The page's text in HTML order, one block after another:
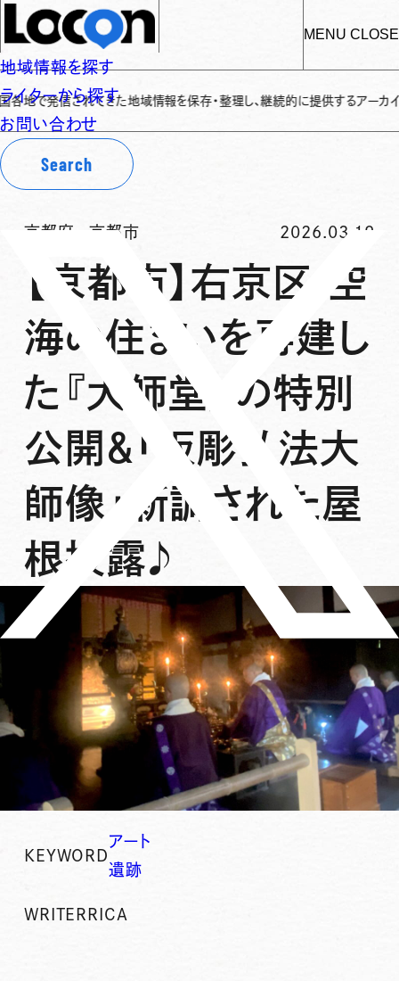
MENU CLOSE
地域情報を探す
ライターから探す
お問い合わせ
Search
れてきた地域情報を保存・整理し、継続的に提供するアーカイブサイトです✌
京都府 -京都市 2026.03.19
【京都市】右京区 空
海の住まいを再建し
た『大師堂』の特別
公開&「板彫弘法大
師像」新調された屋
根披露♪
KEYWORD
アート
遺跡
WRITER RICA